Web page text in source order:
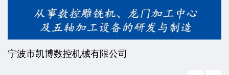
宁波市凯博数控机械有限公司